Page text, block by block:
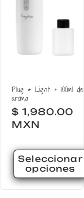
Plug & Light + 100ml de
aroma
Precio
habitual
$ 1,980.00
MXN
Seleccionar
opciones